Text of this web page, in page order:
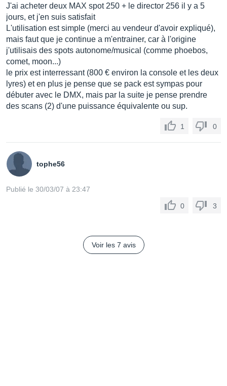
J'ai acheter deux MAX spot 250 + le director 256 il y a 5
jours, et j'en suis satisfait
L'utilisation est simple (merci au vendeur d'avoir expliqué),
mais faut que je continue a m'entrainer, car à l'origine
j'utilisais des spots autonome/musical (comme phoebos,
comet, moon...)
le prix est interressant (800 € environ la console et les deux
lyres) et en plus je pense que se pack est sympas pour
débuter avec le DMX, mais par la suite je pense prendre
des scans (2) d'une puissance équivalente ou sup.
1 0
tophe56
Publié le 30/03/07 à 23:47
0 3
Voir les 7 avis